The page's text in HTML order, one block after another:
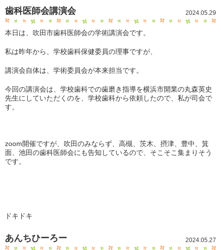
2024.05.29
歯科医師会講演会
本日は、吹田市歯科医師会の学術講演会です。
私は昨年から、学校歯科保健委員の理事ですが、
講演会自体は、学術委員会が本来担当です。
今回の講演会は、学校歯科での歯磨き指導を横浜市開業の丸森英史
先生にしていただくのを、学校歯科から依頼したので、私が司会で
す。
zoom開催ですが、吹田のみならず、高槻、茨木、摂津、豊中、箕
面、池田の歯科医師会にも告知しているので、そこそこ集まりそう
です。
ドキドキ
2024.05.27
あんちひーろー